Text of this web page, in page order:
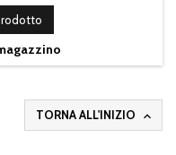
TORNA ALL'INIZIO 